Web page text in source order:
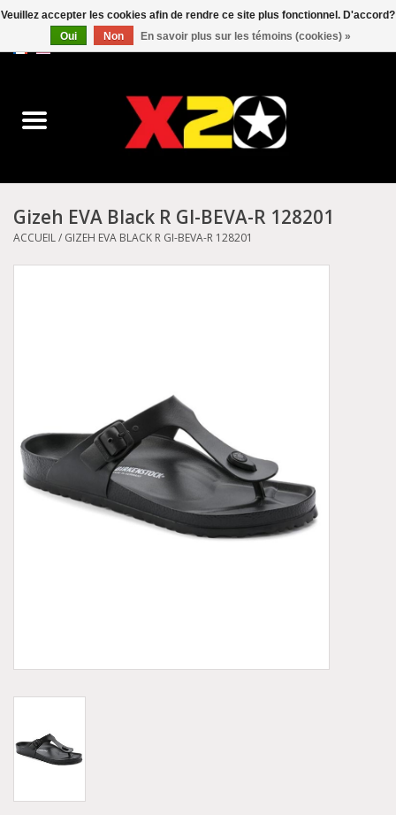
0 Articles - C$0.00
Converse
Kickers
Demonia
MoEa
Gizeh EVA Black R GI-BEVA-R 128201
ACCUEIL/ GIZEH EVA BLACK R GI-BEVA-R 128201
Veuillez accepter les cookies afin de rendre ce site plus fonctionnel. D'accord?
Oui
Non En savoir plus sur les témoins (cookies) »